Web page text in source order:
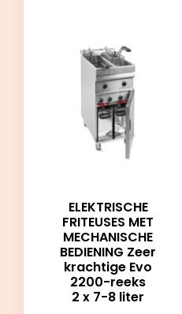
ELEKTRISCHE
FRITEUSES MET
MECHANISCHE
BEDIENING Zeer
krachtige Evo
2200-reeks
2 x 7-8 liter